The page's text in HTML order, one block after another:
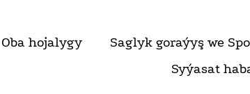
Oba hojalygy Saglyk goraýyş we
Syýasat